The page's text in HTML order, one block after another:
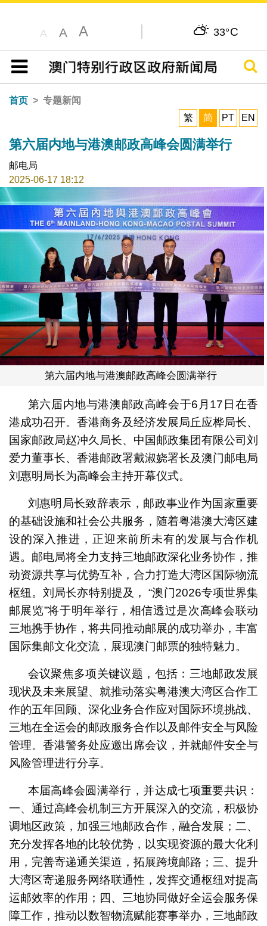
A A A 33°C
目录
搜寻
首页
专题新闻
繁
简 PT EN
第六届内地与港澳邮政高峰会圆满举行
邮电局
2025-06-17 18:12
第六届内地与港澳邮政高峰会圆满举行
第六届内地与港澳邮政高峰会于6月17日在香
港成功召开。香港商务及经济发展局丘应桦局长、
国家邮政局赵冲久局长、中国邮政集团有限公司刘
爱力董事长、香港邮政署戴淑娆署长及澳门邮电局
刘惠明局长为高峰会主持开幕仪式。
刘惠明局长致辞表示，邮政事业作为国家重要
的基础设施和社会公共服务，随着粤港澳大湾区建
设的深入推进，正迎来前所未有的发展与合作机
遇。邮电局将全力支持三地邮政深化业务协作，推
动资源共享与优势互补，合力打造大湾区国际物流
枢纽。刘局长亦特别提及， “澳门2026专项世界集
邮展览”将于明年举行，相信透过是次高峰会联动
三地携手协作，将共同推动邮展的成功举办，丰富
国际集邮文化交流，展现澳门邮票的独特魅力。
会议聚焦多项关键议题，包括：三地邮政发展
现状及未来展望、就推动落实粤港澳大湾区合作工
作的五年回顾、深化业务合作应对国际环境挑战、
三地在全运会的邮政服务合作以及邮件安全与风险
管理。香港警务处应邀出席会议，并就邮件安全与
风险管理进行分享。
本届高峰会圆满举行，并达成七项重要共识：
一、通过高峰会机制三方开展深入的交流，积极协
调地区政策，加强三地邮政合作，融合发展；二、
充分发挥各地的比较优势，以实现资源的最大化利
用，完善寄递通关渠道，拓展跨境邮路；三、提升
大湾区寄递服务网络联通性，发挥交通枢纽对提高
运邮效率的作用；四、三地协同做好全运会服务保
障工作，推动以数智物流赋能赛事举办，三地邮政